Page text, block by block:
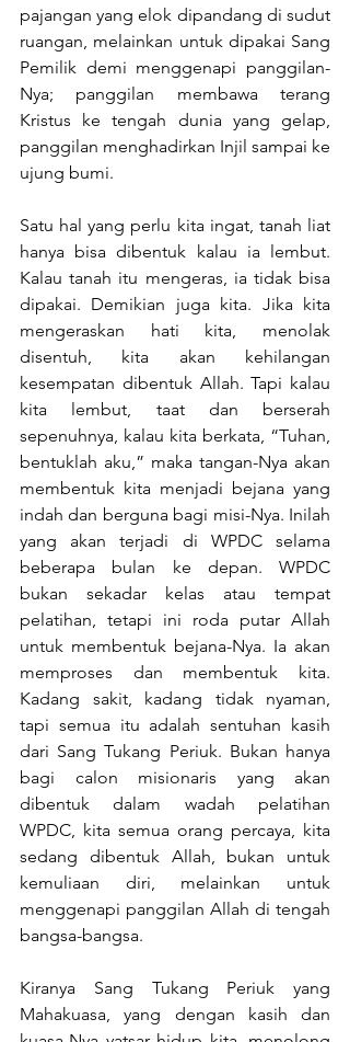
pajangan yang elok dipandang di sudut
ruangan, melainkan untuk dipakai Sang
Pemilik demi menggenapi panggilan-
Nya; panggilan membawa terang
Kristus ke tengah dunia yang gelap,
panggilan menghadirkan Injil sampai ke
ujung bumi.
Satu hal yang perlu kita ingat, tanah liat
hanya bisa dibentuk kalau ia lembut.
Kalau tanah itu mengeras, ia tidak bisa
dipakai. Demikian juga kita. Jika kita
mengeraskan hati kita, menolak
disentuh, kita akan kehilangan
kesempatan dibentuk Allah. Tapi kalau
kita lembut, taat dan berserah
sepenuhnya, kalau kita berkata, “Tuhan,
bentuklah aku,” maka tangan-Nya akan
membentuk kita menjadi bejana yang
indah dan berguna bagi misi-Nya. Inilah
yang akan terjadi di WPDC selama
beberapa bulan ke depan. WPDC
bukan sekadar kelas atau tempat
pelatihan, tetapi ini roda putar Allah
untuk membentuk bejana-Nya. Ia akan
memproses dan membentuk kita.
Kadang sakit, kadang tidak nyaman,
tapi semua itu adalah sentuhan kasih
dari Sang Tukang Periuk. Bukan hanya
bagi calon misionaris yang akan
dibentuk dalam wadah pelatihan
WPDC, kita semua orang percaya, kita
sedang dibentuk Allah, bukan untuk
kemuliaan diri, melainkan untuk
menggenapi panggilan Allah di tengah
bangsa-bangsa.
Kiranya Sang Tukang Periuk yang
Mahakuasa, yang dengan kasih dan